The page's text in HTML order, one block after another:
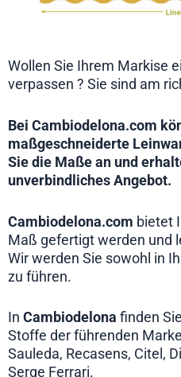
Wollen Sie Ihrem Markise
verpassen ? Sie sind am
Bei Cambiodelona.com
maßgeschneiderte
Sie die Maße an und
unverbindlichesAngebot.
Cambiodelona.com bietet
Maß gefertigt werden und
Wir werden Sie sowohl in
zu führen.
In Cambiodelona finden
Stoffe der führenden
Sauleda, Recasens, Citel,
Serge Ferrari.